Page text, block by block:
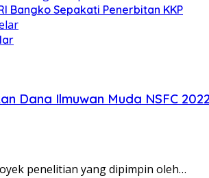
Bangko Sepakati Penerbitan KKP
Dana Ilmuwan Muda NSFC
penelitian yang dipimpin oleh…